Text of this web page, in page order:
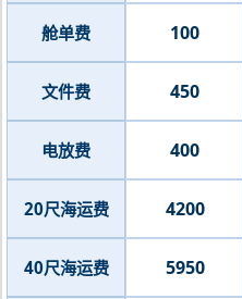
舱单费 100
文件费 450
电放费 400
20尺海运费 4200
40尺海运费 5950